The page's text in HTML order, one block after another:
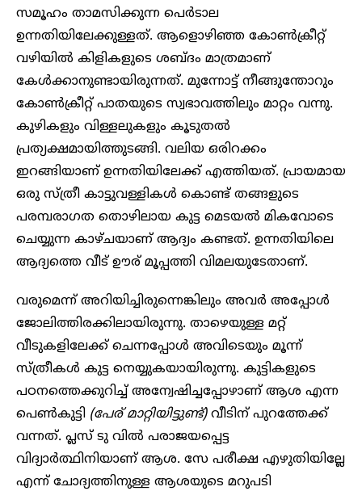
സമൂഹം താമസിക്കുന്ന പെർടാല
ഉന്നതിയിലേക്കുള്ളത്. ആളൊഴിഞ്ഞ കോൺക്രീറ്റ്
വഴിയിൽ കിളികളുടെ ശബ്ദം മാത്രമാണ്
കേൾക്കാനുണ്ടായിരുന്നത്. മുന്നോട്ട് നീങ്ങുന്തോറും
കോൺക്രീറ്റ് പാതയുടെ സ്വഭാവത്തിലും മാറ്റം വന്നു.
കുഴികളും വിള്ളലുകളും കൂടുതൽ
പ്രത്യക്ഷമായിത്തുടങ്ങി. വലിയ ഒരിറക്കം
ഇറങ്ങിയാണ് ഉന്നതിയിലേക്ക് എത്തിയത്. പ്രായമായ
ഒരു സ്ത്രീ കാട്ടുവള്ളികൾ കൊണ്ട് തങ്ങളുടെ
പരമ്പരാഗത തൊഴിലായ കുട്ട മെടയൽ മികവോടെ
ചെയ്യുന്ന കാഴ്ചയാണ് ആദ്യം കണ്ടത്. ഉന്നതിയിലെ
ആദ്യത്തെ വീട് ഊര് മൂപ്പത്തി വിമല‌യുടേതാണ്.
വരുമെന്ന് അറിയിച്ചിരുന്നെങ്കിലും അവർ അപ്പോൾ
ജോലിത്തിരക്കിലായിരുന്നു. താഴെയുള്ള മറ്റ്
വീടുകളിലേക്ക് ചെന്നപ്പോൾ അവിടെയും മൂന്ന്
സ്ത്രീകൾ കുട്ട നെയ്യുകയായിരുന്നു. കുട്ടികളുടെ
പഠനത്തെക്കുറിച്ച് അന്വേഷിച്ചപ്പോഴാണ് ആശ എന്ന
പെൺകുട്ടി (പേര് മാറ്റിയിട്ടുണ്ട്)വീടിന് പുറത്തേക്ക്
വന്നത്. പ്ലസ് ടു വിൽ പരാജയപ്പെട്ട
വിദ്യാർത്ഥിനിയാണ് ആശ. സേ പരീക്ഷ എഴുതിയില്ലേ
എന്ന് ചോദ്യത്തിനുള്ള ആശയുടെ മറുപടി